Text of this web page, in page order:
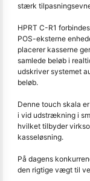
stærk
HPRT C-R1
POS-eksterne
placerer kasserne
samlede beløb i
udskriver systemet
beløb.
Denne touch skala
i vid udstrækning i
hvilket tilbyder
kasseløsning.
På dagens
den rigtige vægt til